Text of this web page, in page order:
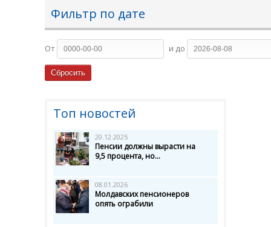
Фильтр по дате
От и до
Топ новостей
20.12.2025
Пенсии должны вырасти на
9,5 процента, но...
08.01.2026
Молдавских пенсионеров
опять ограбили